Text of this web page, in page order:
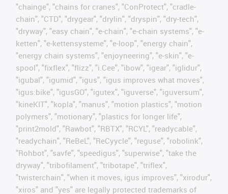
"chainge", "chains for cranes", "ConProtect", "cradle-
chain", "CTD", "drygear", "drylin", "dryspin", "dry-tech",
"dryway", "easy chain", "e-chain", "e-chain systems", "e-
ketten", "e-kettensysteme", "e-loop", "energy chain",
"energy chain systems", "enjoyneering", "e-skin", "e-
spool", "fixflex", "flizz", "i.Cee", "ibow", "igear", "iglidur",
"igubal", "igumid", "igus", "igus improves what moves",
"igus:bike", "igusGO", "igutex", "iguverse", "iguversum",
"kineKIT", "kopla", "manus", "motion plastics", "motion
polymers", "motionary", "plastics for longer life",
"print2mold", "Rawbot", "RBTX", "RCYL", "readycable",
"readychain", "ReBeL", "ReCyycle", "reguse", "robolink",
"Rohbot", "savfe", "speedigus", "superwise", "take the
dryway", "tribofilament", "tribotape", "triflex",
"twisterchain", "when it moves, igus improves", "xirodur",
"xiros" and "yes" are legally protected trademarks of